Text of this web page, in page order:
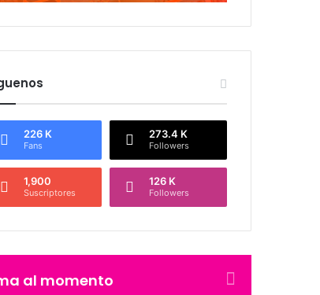
226 K
Fans
273.4 K
Followers
1,900
Suscriptores
126 K
Followers
al momento